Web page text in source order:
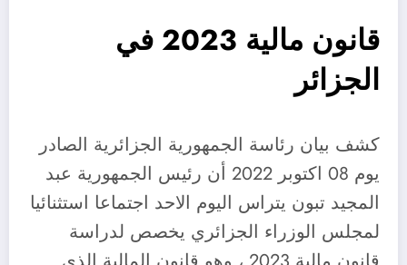
قانون مالية 2023 في
الجزائر
كشف بيان رئاسة الجمهورية الجزائرية الصادر
يوم 08 اكتوبر 2022 أن رئيس الجمهورية عبد
المجيد تبون يتراس اليوم الاحد اجتماعا استثنائيا
لمجلس الوزراء الجزائري يخصص لدراسة